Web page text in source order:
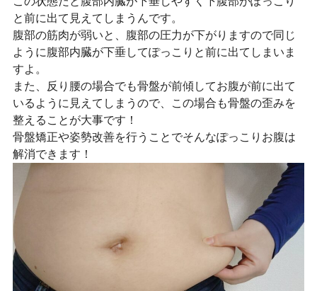
と前に出て見えてしまうんです。
腹部の筋肉が弱いと、腹部の圧力が下がりますので同じ
ように腹部内臓が下垂してぽっこりと前に出てしまいま
すよ。
また、反り腰の場合でも骨盤が前傾してお腹が前に出て
いるように見えてしまうので、この場合も骨盤の歪みを
整えることが大事です！
骨盤矯正や姿勢改善を行うことでそんなぽっこりお腹は
解消できます！